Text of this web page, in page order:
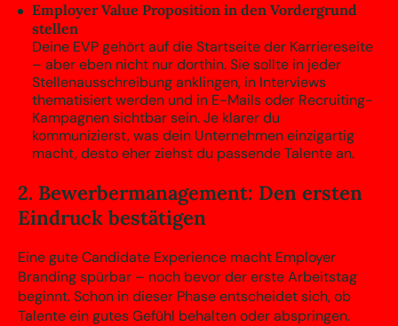
Employer Value Proposition in den Vordergrund
stellen
Deine EVP gehört auf die Startseite der Karriereseite
– aber eben nicht nur dorthin. Sie sollte in jeder
Stellenausschreibung anklingen, in Interviews
thematisiert werden und in E-Mails oder Recruiting-
Kampagnen sichtbar sein. Je klarer du
kommunizierst, was dein Unternehmen einzigartig
macht, desto eher ziehst du passende Talente an.
2. Bewerbermanagement: Den ersten
Eindruck bestätigen
Eine gute Candidate Experience macht Employer
Branding spürbar – noch bevor der erste Arbeitstag
beginnt. Schon in dieser Phase entscheidet sich, ob
Talente ein gutes Gefühl behalten oder abspringen.